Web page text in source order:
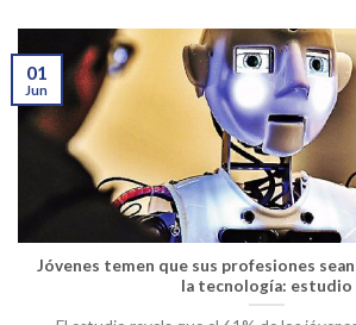
Jóvenes temen que sus profesiones
la tecnología: estudio
01
Jun